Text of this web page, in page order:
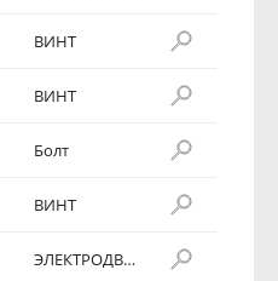
ВИНТ
ВИНТ
Болт
ВИНТ
ЭЛЕКТРОДВИГАТЕЛЬ СТЕКЛОПОДЪЕМНИКА